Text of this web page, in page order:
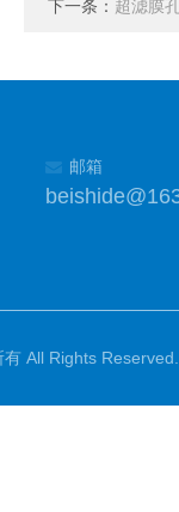
下一条： 超滤膜
邮箱
All Rights Reserved.